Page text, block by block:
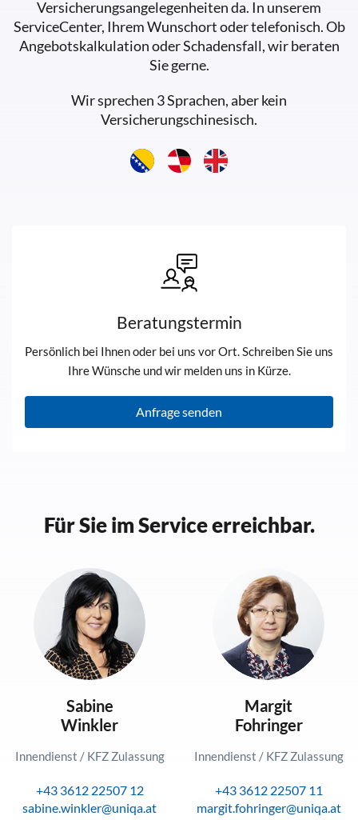
Versicherungsangelegenheiten da. In unserem
ServiceCenter, Ihrem Wunschort oder telefonisch. Ob
Angebotskalkulation oder Schadensfall, wir beraten
Sie gerne.
Wir sprechen 3 Sprachen, aber kein
Versicherungschinesisch.
Beratungstermin
Persönlich bei Ihnen oder bei uns vor Ort. Schreiben Sie uns
Ihre Wünsche und wir melden uns in Kürze.
Anfrage senden
Für Sie im Service erreichbar.
Sabine
Winkler
Innendienst / KFZ Zulassung
+43 3612 22507 12
sabine.winkler@uniqa.at
Margit
Fohringer
Innendienst / KFZ Zulassung
+43 3612 22507 11
margit.fohringer@uniqa.at